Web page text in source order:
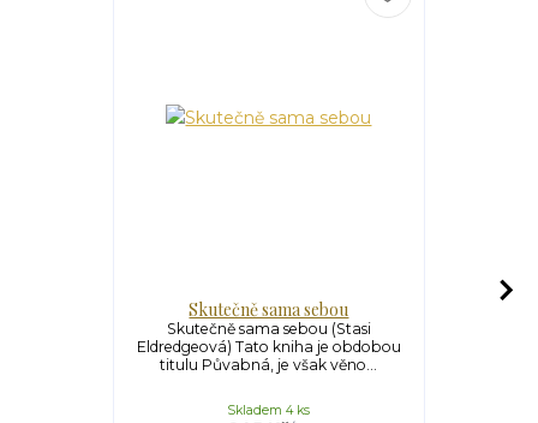
Skutečně sama sebou
Skutečně sama sebou (Stasi
Eldredgeová) Tato kniha je obdobou
titulu Půvabná, je však věno...
Skladem 4 ks